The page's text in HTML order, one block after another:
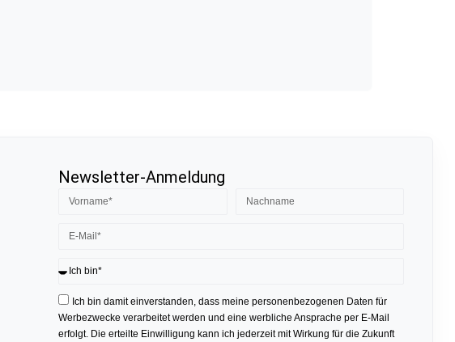
Newsletter-Anmeldung
Ich bin damit einverstanden, dass meine personenbezogenen Daten für
Werbezwecke verarbeitet werden und eine werbliche Ansprache per E-Mail
erfolgt. Die erteilte Einwilligung kann ich jederzeit mit Wirkung für die Zukunft